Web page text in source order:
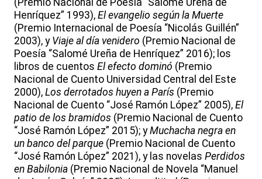
(Premio Nacional de Poesía “Salomé Ureña de
Henríquez” 1993), El evangelio según la Muerte
(Premio Internacional de Poesía “Nicolás Guillén”
2003), y Viaje al día venidero (Premio Nacional de
Poesía “Salomé Ureña de Henríquez” 2016); los
libros de cuentos El efecto dominó (Premio
Nacional de Cuento Universidad Central del Este
2000), Los derrotados huyen a París (Premio
Nacional de Cuento “José Ramón López” 2005), El
patio de los bramidos (Premio Nacional de Cuento
“José Ramón López” 2015); yMuchacha negra en
un banco del parque (Premio Nacional de Cuento
“José Ramón López” 2021), y las novelas Perdidos
en Babilonia (Premio Nacional de Novela “Manuel